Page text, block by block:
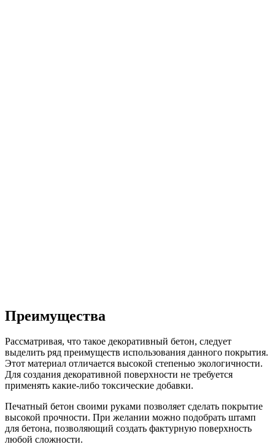
Преимущества
Рассматривая, что такое декоративный бетон, следует
выделить ряд преимуществ использования данного покрытия.
Этот материал отличается высокой степенью экологичности.
Для создания декоративной поверхности не требуется
применять какие-либо токсические добавки.
Печатный бетон своими руками позволяет сделать покрытие
высокой прочности. При желании можно подобрать штамп
для бетона, позволяющий создать фактурную поверхность
любой сложности.